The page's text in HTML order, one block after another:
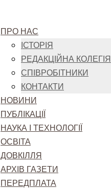
ПРО НАС
ІСТОРІЯ
РЕДАКЦІЙНА КОЛЕГІЯ
СПІВРОБІТНИКИ
КОНТАКТИ
НОВИНИ
ПУБЛІКАЦІЇ
НАУКА І ТЕХНОЛОГІЇ
ОСВІТА
ДОВКІЛЛЯ
АРХІВ ГАЗЕТИ
ПЕРЕДПЛАТА